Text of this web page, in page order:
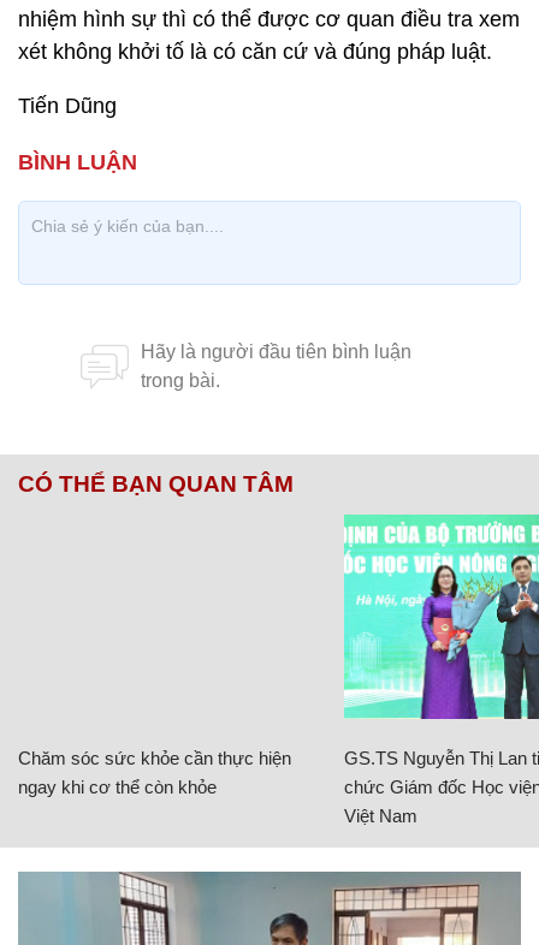
nhiệm hình sự thì có thể được cơ quan điều tra xem
xét không khởi tố là có căn cứ và đúng pháp luật.
Tiến Dũng
CÓ THỂ BẠN QUAN TÂM
Chăm sóc sức khỏe cần thực hiện
ngay khi cơ thể còn khỏe
GS.TS Nguyễn Thị Lan
chức Giám đốc Học
Việt Nam